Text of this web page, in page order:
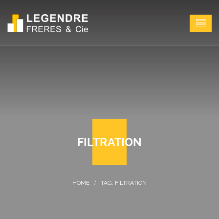
FILTRATION
TAG: FILTRATION